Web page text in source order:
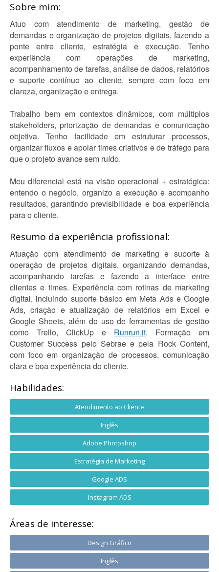
Sobre mim:
Atuo com atendimento de marketing, gestão de
demandas e organização de projetos digitais, fazendo a
ponte entre cliente, estratégia e execução. Tenho
experiência com operações de marketing,
acompanhamento de tarefas, análise de dados, relatórios
e suporte contínuo ao cliente, sempre com foco em
clareza, organização e entrega.
Trabalho bem em contextos dinâmicos, com múltiplos
stakeholders, priorização de demandas e comunicação
objetiva. Tenho facilidade em estruturar processos,
organizar fluxos e apoiar times criativos e de tráfego para
que o projeto avance sem ruído.
Meu diferencial está na visão operacional + estratégica:
entendo o negócio, organizo a execução e acompanho
resultados, garantindo previsibilidade e boa experiência
para o cliente.
Resumo da experiência profissional:
Atuação com atendimento de marketing e suporte à
operação de projetos digitais, organizando demandas,
acompanhando tarefas e fazendo a interface entre
clientes e times. Experiência com rotinas de marketing
digital, incluindo suporte básico em Meta Ads e Google
Ads, criação e atualização de relatórios em Excel e
Google Sheets, além do uso de ferramentas de gestão
como Trello, ClickUp e Runrun.it. Formação em
Customer Success pelo Sebrae e pela Rock Content,
com foco em organização de processos, comunicação
clara e boa experiência do cliente.
Habilidades:
Atendimento ao Cliente
Inglês
Adobe Photoshop
Estratégia de Marketing
Google ADS
Instagram ADS
Áreas de interesse:
Design Gráfico
Inglês